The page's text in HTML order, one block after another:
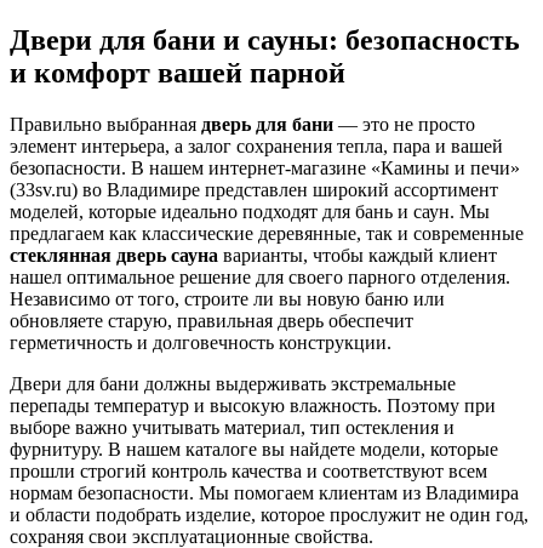
Двери для бани и сауны: безопасность
и комфорт вашей парной
Правильно выбранная дверь для бани — это не просто
элемент интерьера, а залог сохранения тепла, пара и вашей
безопасности. В нашем интернет-магазине «Камины и печи»
(33sv.ru) во Владимире представлен широкий ассортимент
моделей, которые идеально подходят для бань и саун. Мы
предлагаем как классические деревянные, так и современные
стеклянная дверь сауна варианты, чтобы каждый клиент
нашел оптимальное решение для своего парного отделения.
Независимо от того, строите ли вы новую баню или
обновляете старую, правильная дверь обеспечит
герметичность и долговечность конструкции.
Двери для бани должны выдерживать экстремальные
перепады температур и высокую влажность. Поэтому при
выборе важно учитывать материал, тип остекления и
фурнитуру. В нашем каталоге вы найдете модели, которые
прошли строгий контроль качества и соответствуют всем
нормам безопасности. Мы помогаем клиентам из Владимира
и области подобрать изделие, которое прослужит не один год,
сохраняя свои эксплуатационные свойства.